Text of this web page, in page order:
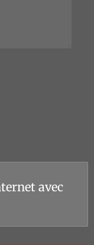
avec